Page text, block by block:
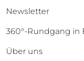
Newsletter
360°-Rundgang in
Über uns